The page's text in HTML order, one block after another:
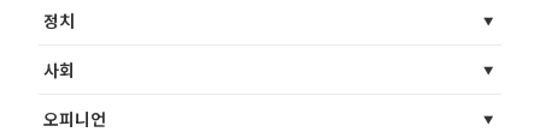
정치
사회
오피니언